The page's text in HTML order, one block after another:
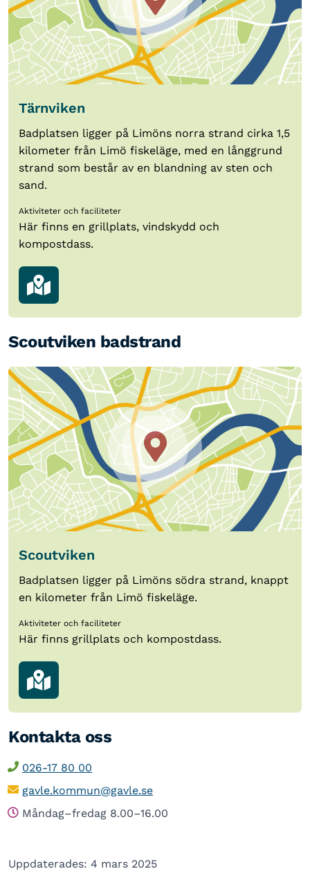
Tärnviken
Badplatsen ligger på Limöns norra strand cirka 1,5
kilometer från Limö fiskeläge, med en långgrund
strand som består av en blandning av sten och
sand.
Aktiviteter och faciliteter
Här finns en grillplats, vindskydd och
kompostdass.
Scoutviken badstrand
Scoutviken
Badplatsen ligger på Limöns södra strand, knappt
en kilometer från Limö fiskeläge.
Aktiviteter och faciliteter
Här finns grillplats och kompostdass.
Kontakta oss
026-17 80 00
gavle.kommun@gavle.se
Måndag–fredag 8.00–16.00
Uppdaterades: 4 mars 2025